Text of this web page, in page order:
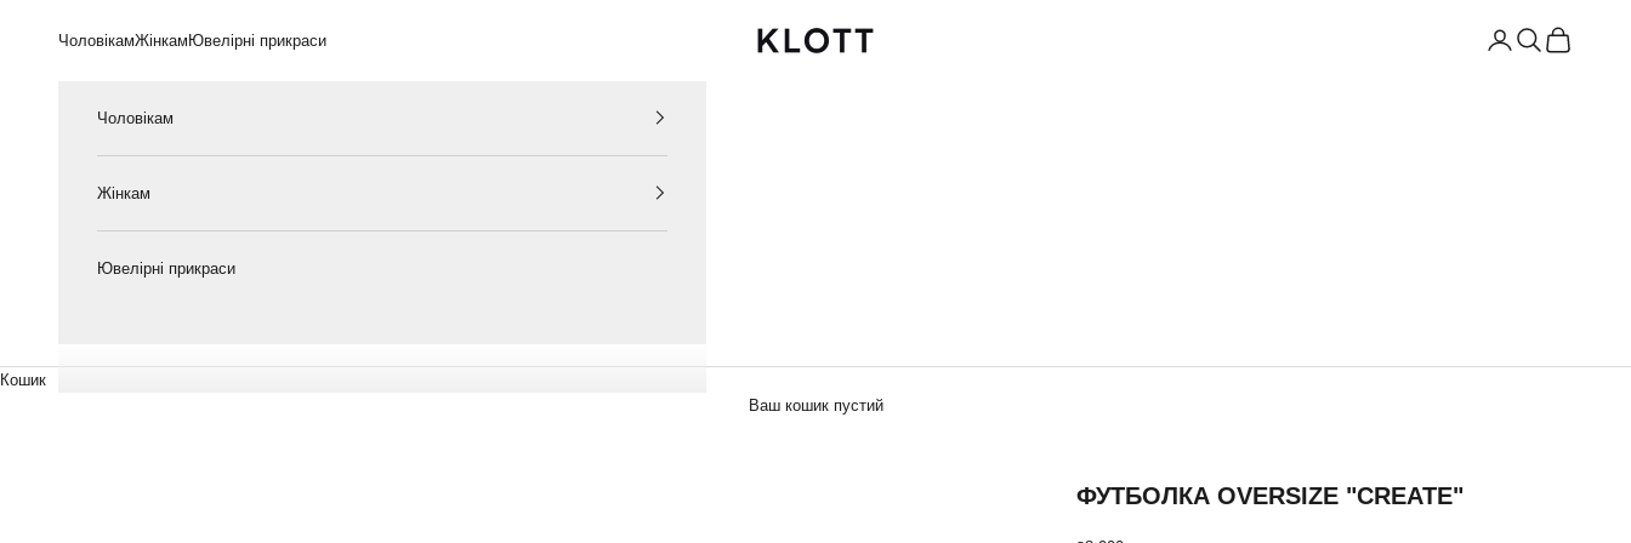
KLOTT UKRAINE
ЧоловікамЖінкам Ювелірні прикраси Відкрити сторінку
Відкрити пошук
Відкрити
Чоловікам
Жінкам
Ювелірні прикраси
Кошик
Ваш кошик пустий
ФУТБОЛКА OVERSIZE "CREATE"